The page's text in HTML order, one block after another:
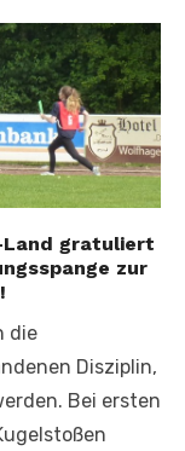
Land gratuliert
zur
die
Disziplin,
Bei ersten